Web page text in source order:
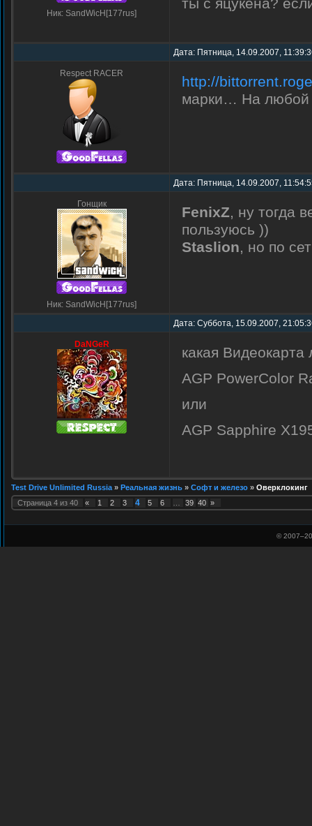
Ник: SandWicH[177rus]
ты с яцукена?
Дата: Пятница, 14.09.2007,
Respect RACER
http://
марки… На любой
Дата: Пятница, 14.09.2007,
Гонщик
Ник: SandWicH[177rus]
FenixZ, ну тогда
пользуюсь ))
Staslion, но по
Дата: Суббота, 15.09.2007,
DaNGeR
какая
AGP PowerColor
или
AGP Sapphire
Test Drive Unlimited Russia » Реальная жизнь » Софт и железо » Оверклокинг
Страница 4 из 40 « 1 2 3 4 5 6 39 40 »
© 2007–